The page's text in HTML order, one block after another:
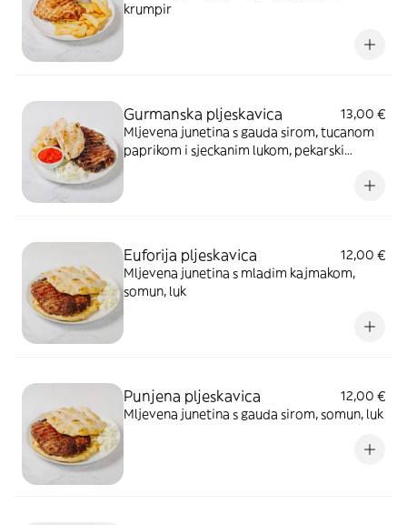
krumpir
Gurmanska pljeskavica
13,00 €
Mljevena junetina s gauda sirom, tucanom
paprikom i sjeckanim lukom, pekarski
Euforija pljeskavica
12,00 €
Mljevena junetina s mladim kajmakom,
somun, luk
Punjena pljeskavica
12,00 €
Mljevena junetina s gauda sirom, somun, luk